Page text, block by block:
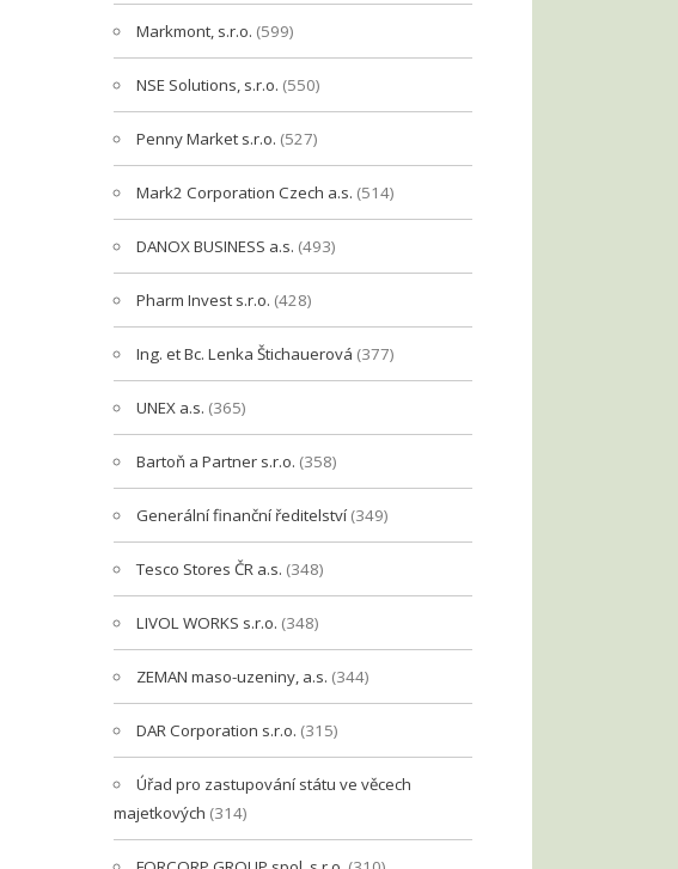
Markmont, s.r.o. (599)
NSE Solutions, s.r.o. (550)
Penny Market s.r.o. (527)
Mark2 Corporation Czech a.s. (514)
DANOX BUSINESS a.s. (493)
Pharm Invest s.r.o. (428)
Ing. et Bc. Lenka Štichauerová (377)
UNEX a.s. (365)
Bartoň a Partner s.r.o. (358)
Generální finanční ředitelství (349)
Tesco Stores ČR a.s. (348)
LIVOL WORKS s.r.o. (348)
ZEMAN maso-uzeniny, a.s. (344)
DAR Corporation s.r.o. (315)
Úřad pro zastupování státu ve věcech
majetkových (314)